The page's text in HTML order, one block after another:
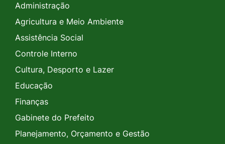
Administração
Agricultura e Meio Ambiente
Assistência Social
Controle Interno
Cultura, Desporto e Lazer
Educação
Finanças
Gabinete do Prefeito
Planejamento, Orçamento e Gestão